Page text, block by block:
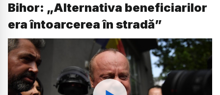
Bihor: „Alternativa beneficiarilor
era întoarcerea în stradă”